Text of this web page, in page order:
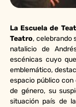
La Escuela de
Teatro, celebrando
natalicio de
escénicas cuyo
emblemático,
espacio público
de género, su
situación país de